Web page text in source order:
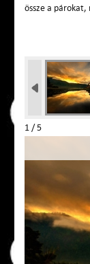
össze a párokat,
1 / 5